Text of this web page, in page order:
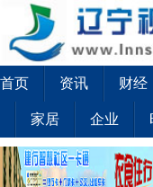
首页 资讯 财经
家居 企业